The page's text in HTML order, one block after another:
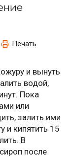
Печать
и вынуть
водой,
Пока
или
залить ими
и кипятить 15
В
после